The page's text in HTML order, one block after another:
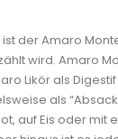
der Amaro
wird. Amaro
Likör als
als
auf Eis oder mit